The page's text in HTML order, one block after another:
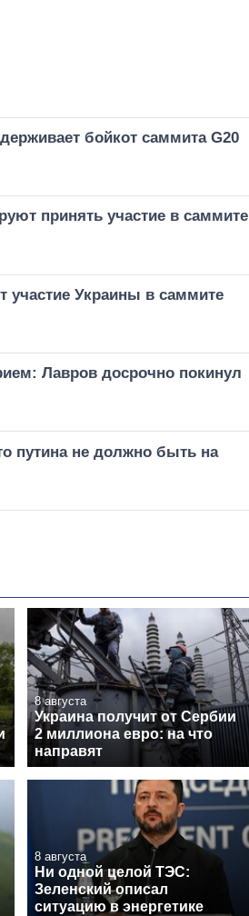
бойкот саммита G20
принять участие в саммите
Украины в саммите
Лавров досрочно покинул
путина не должно быть на
8 августа
Украина получит от Сербии
2 миллиона евро: на что
направят
8 августа
Ни одной целой ТЭС:
Зеленский описал
ситуацию в энергетике